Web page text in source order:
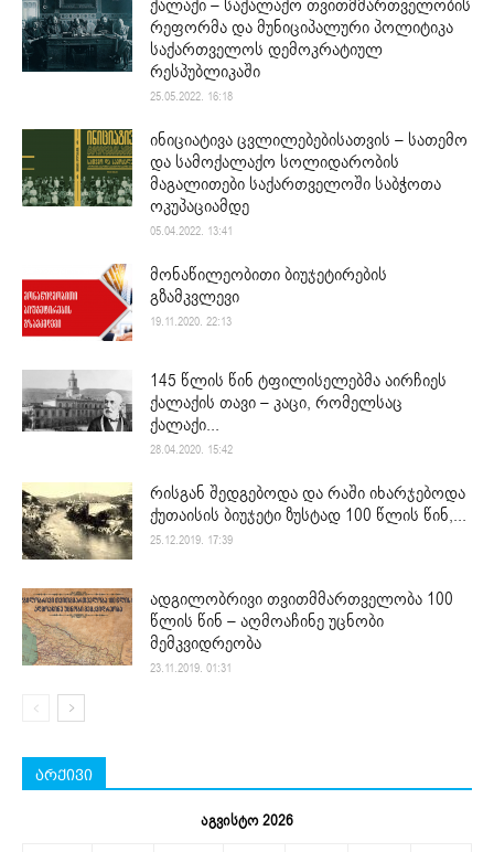
ქალაქი – საქალაქო თვითმმართველობის
რეფორმა და მუნიციპალური პოლიტიკა
საქართველოს დემოკრატიულ
რესპუბლიკაში
25.05.2022. 16:18
ინიციატივა ცვლილებებისათვის – სათემო
და სამოქალაქო სოლიდარობის
მაგალითები საქართველოში საბჭოთა
ოკუპაციამდე
05.04.2022. 13:41
მონაწილეობითი ბიუჯეტირების
გზამკვლევი
19.11.2020. 22:13
145 წლის წინ ტფილისელებმა აირჩიეს
ქალაქის თავი – კაცი, რომელსაც
ქალაქი...
28.04.2020. 15:42
რისგან შედგებოდა და რაში იხარჯებოდა
ქუთაისის ბიუჯეტი ზუსტად 100 წლის წინ,...
25.12.2019. 17:39
ადგილობრივი თვითმმართველობა 100
წლის წინ – აღმოაჩინე უცნობი
მემკვიდრეობა
23.11.2019. 01:31
არქივი
აგვისტო 2026